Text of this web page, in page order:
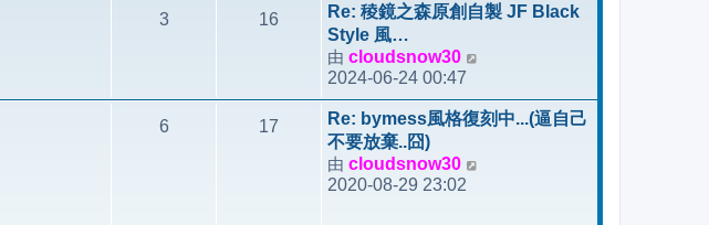
3 16
Re: 稜鏡之森原創自製 JF Black
Style 風…
由 cloudsnow30
最
後
2024-06-24 00:47
6 17
Re: bymess風格復刻中...(逼自己
不要放棄..囧)
由 cloudsnow30
2020-08-29 23:02